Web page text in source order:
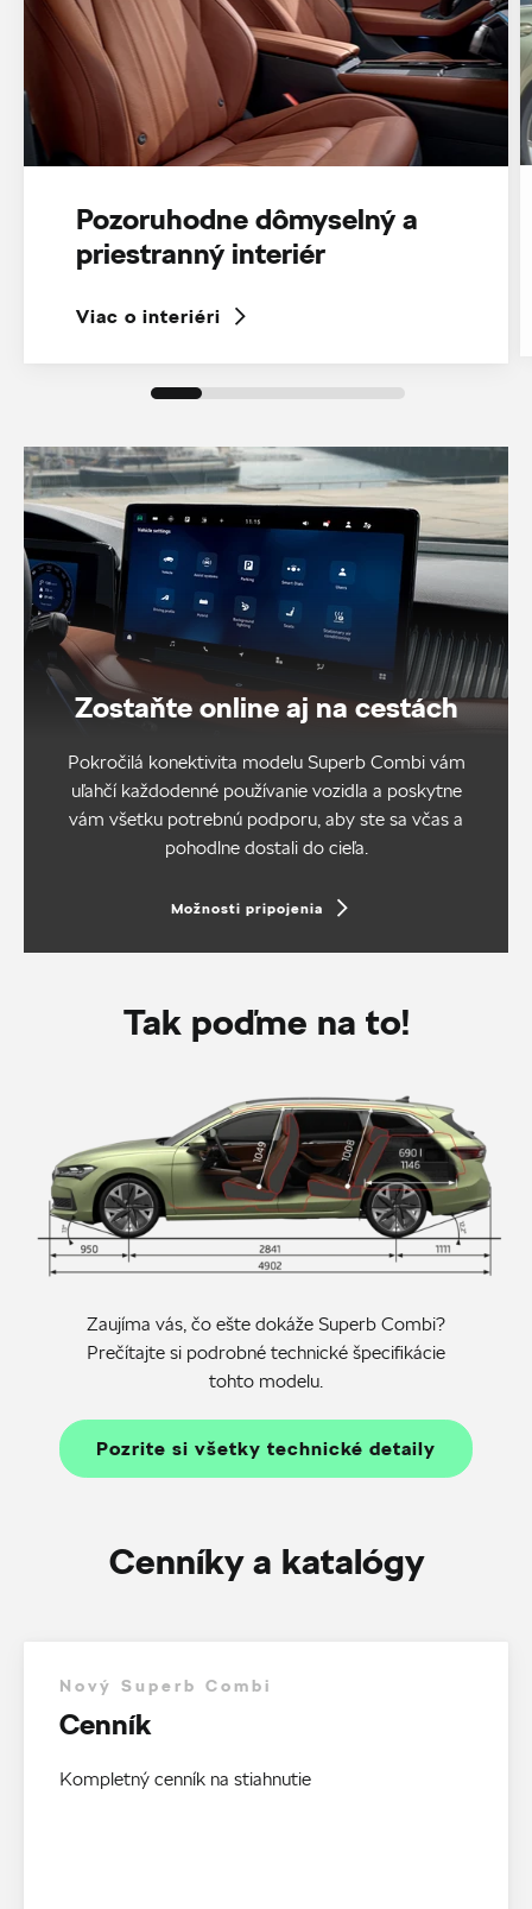
Pozoruhodne dômyselný a
priestranný interiér
Viac o interiéri
Zostaňte online aj na cestách
Pokročilá konektivita modelu Superb Combi vám
uľahčí každodenné používanie vozidla a poskytne
vám všetku potrebnú podporu, aby ste sa včas a
pohodlne dostali do cieľa.
Možnosti pripojenia
Tak poďme na to!
Zaujíma vás, čo ešte dokáže Superb Combi?
Prečítajte si podrobné technické špecifikácie
tohto modelu.
Pozrite si všetky technické detaily
Cenníky a katalógy
Nový Superb Combi
Cenník
Kompletný cenník na stiahnutie